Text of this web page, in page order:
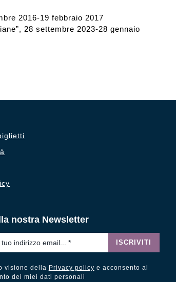
2016-19 febbraio 2017
28 settembre 2023-28 gennaio
nostra Newsletter
ISCRIVITI
visione della Privacy policy e acconsento al
dei miei dati personali